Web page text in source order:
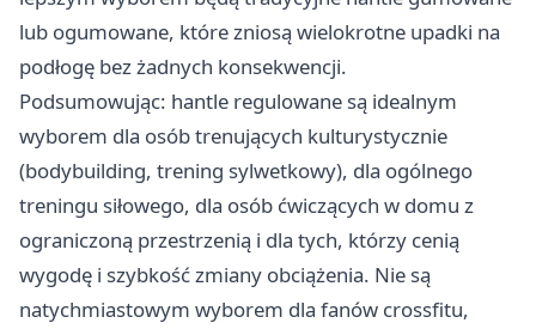
lub ogumowane, które zniosą wielokrotne upadki na
podłogę bez żadnych konsekwencji.
Podsumowując: hantle regulowane są idealnym
wyborem dla osób trenujących kulturystycznie
(bodybuilding, trening sylwetkowy), dla ogólnego
treningu siłowego, dla osób ćwiczących w domu z
ograniczoną przestrzenią i dla tych, którzy cenią
wygodę i szybkość zmiany obciążenia. Nie są
natychmiastowym wyborem dla fanów crossfitu,